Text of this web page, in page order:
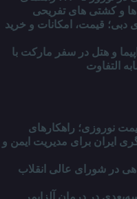
ها و کشتی های تفریحی
دبی؛ قیمت، امکانات و خرید
و هتل در سفر مارکت با
نوروزی؛ راهکارهای
ایران برای مدیریت ایمن و
در شورای عالی انقلاب
در درمان آلزایمر